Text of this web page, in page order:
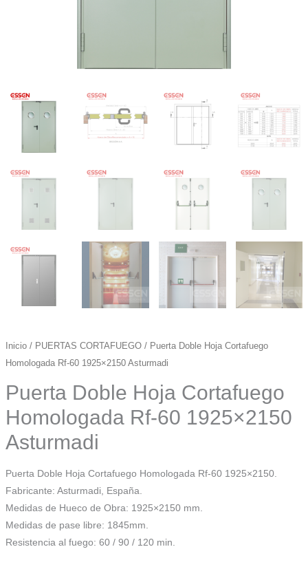
Inicio/ PUERTAS CORTAFUEGO/ Puerta Doble Hoja Cortafuego
Homologada Rf-60 1925×2150 Asturmadi
Puerta Doble Hoja Cortafuego
Homologada Rf-60 1925×2150
Asturmadi
Puerta Doble Hoja Cortafuego Homologada Rf-60 1925×2150.
Fabricante: Asturmadi, España.
Medidas de Hueco de Obra: 1925×2150 mm.
Medidas de pase libre: 1845mm.
Resistencia al fuego: 60 / 90 / 120 min.